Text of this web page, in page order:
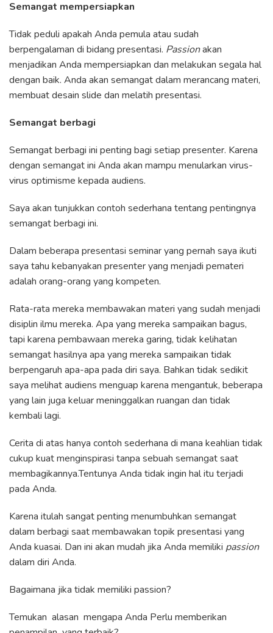
Semangat mempersiapkan
Tidak peduli apakah Anda pemula atau sudah
berpengalaman di bidang presentasi. Passionakan
menjadikan Anda mempersiapkan dan melakukan segala hal
dengan baik. Anda akan semangat dalam merancang materi,
membuat desain slide dan melatih presentasi.
Semangat berbagi
Semangat berbagi ini penting bagi setiap presenter. Karena
dengan semangat ini Anda akan mampu menularkan virus-
virus optimisme kepada audiens.
Saya akan tunjukkan contoh sederhana tentang pentingnya
semangat berbagi ini.
Dalam beberapa presentasi seminar yang pernah saya ikuti
saya tahu kebanyakan presenter yang menjadi pemateri
adalah orang-orang yang kompeten.
Rata-rata mereka membawakan materi yang sudah menjadi
disiplin ilmu mereka. Apa yang mereka sampaikan bagus,
tapi karena pembawaan mereka garing, tidak kelihatan
semangat hasilnya apa yang mereka sampaikan tidak
berpengaruh apa-apa pada diri saya. Bahkan tidak sedikit
saya melihat audiens menguap karena mengantuk, beberapa
yang lain juga keluar meninggalkan ruangan dan tidak
kembali lagi.
Cerita di atas hanya contoh sederhana di mana keahlian tidak
cukup kuat menginspirasi tanpa sebuah semangat saat
membagikannya.Tentunya Anda tidak ingin hal itu terjadi
pada Anda.
Karena itulah sangat penting menumbuhkan semangat
dalam berbagi saat membawakan topik presentasi yang
Anda kuasai. Dan ini akan mudah jika Anda memiliki passion
dalam diri Anda.
Bagaimana jika tidak memiliki passion?
Temukan alasan mengapa Anda Perlu memberikan